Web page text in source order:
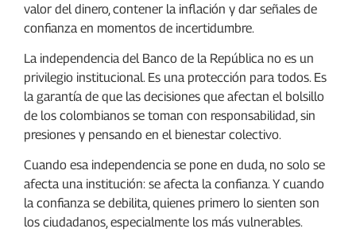
valor del dinero, contener la inflación y dar señales de
confianza en momentos de incertidumbre.
La independencia del Banco de la República no es un
privilegio institucional. Es una protección para todos. Es
la garantía de que las decisiones que afectan el bolsillo
de los colombianos se toman con responsabilidad, sin
presiones y pensando en el bienestar colectivo.
Cuando esa independencia se pone en duda, no solo se
afecta una institución: se afecta la confianza. Y cuando
la confianza se debilita, quienes primero lo sienten son
los ciudadanos, especialmente los más vulnerables.